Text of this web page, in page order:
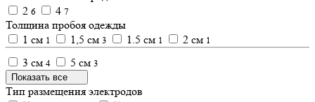
2 6 4 7
Толщина пробоя одежды
1 см 1 1,5 см 3 1.5 см 1 2 см 1
3 см 4 5 см 3
Показать все
Тип размещения электродов